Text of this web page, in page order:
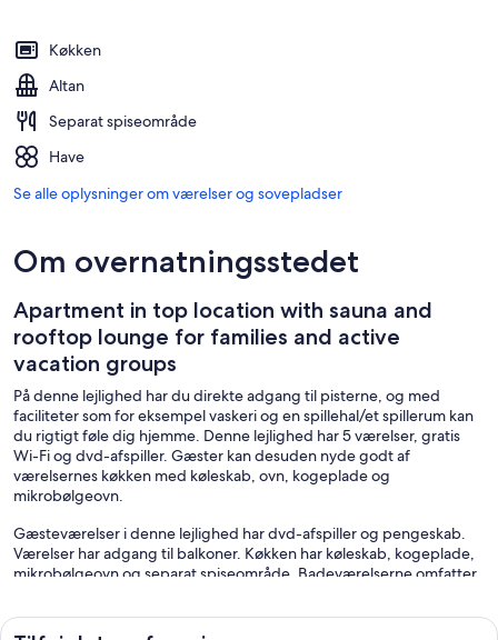
Køkken
Altan
Separat spiseområde
Have
Se alle oplysninger om værelser og sovepladser
Om overnatningsstedet
Apartment in top location with sauna and
rooftop lounge for families and active
vacation groups
På denne lejlighed har du direkte adgang til pisterne, og med
faciliteter som for eksempel vaskeri og en spillehal/et spillerum kan
du rigtigt føle dig hjemme. Denne lejlighed har 5 værelser, gratis
Wi-Fi og dvd-afspiller. Gæster kan desuden nyde godt af
værelsernes køkken med køleskab, ovn, kogeplade og
mikrobølgeovn.
Gæsteværelser i denne lejlighed har dvd-afspiller og pengeskab.
Værelser har adgang til balkoner. Køkken har køleskab, kogeplade,
mikrobølgeovn og separat spiseområde. Badeværelserne omfatter
Denne lejlighed i Grossschönau har gratis trådløs